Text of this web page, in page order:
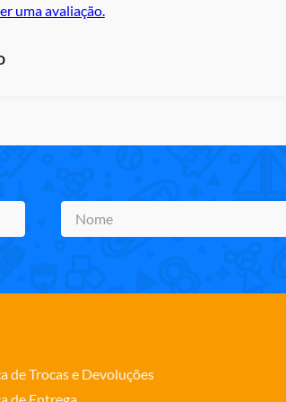
uma avaliação.
de Trocas e Devoluções
de Entrega